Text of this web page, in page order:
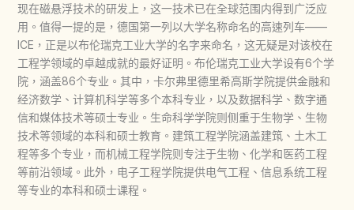
现在磁悬浮技术的研发上，这一技术已在全球范围内得到广泛应
用。值得一提的是，德国第一列以大学名称命名的高速列车——
ICE，正是以布伦瑞克工业大学的名字来命名，这无疑是对该校在
工程学领域的卓越成就的最好证明。布伦瑞克工业大学设有6个学
院，涵盖86个专业。其中，卡尔弗里德里希高斯学院提供金融和
经济数学、计算机科学等多个本科专业，以及数据科学、数字通
信和媒体技术等硕士专业。生命科学学院则侧重于生物学、生物
技术等领域的本科和硕士教育。建筑工程学院涵盖建筑、土木工
程等多个专业，而机械工程学院则专注于生物、化学和医药工程
等前沿领域。此外，电子工程学院提供电气工程、信息系统工程
等专业的本科和硕士课程。